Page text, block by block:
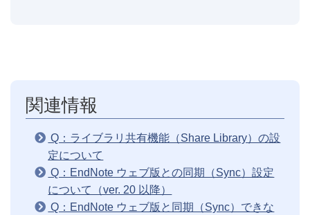
関連情報
Q：ライブラリ共有機能（Share Library）の設
定について
Q：EndNote ウェブ版との同期（Sync）設定
について（ver. 20 以降）
Q：EndNote ウェブ版と同期（Sync）できな